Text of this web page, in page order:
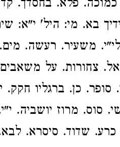
כמוכה. פלא. בחסדך.
בא. מי: היל' י"א:
משעיר. רעשה. מים.
צחורות. על משאבים.
כן. ברגליו חקק.
סוס. מרוז יושביה.
כרע. שדוד. סיסרא.